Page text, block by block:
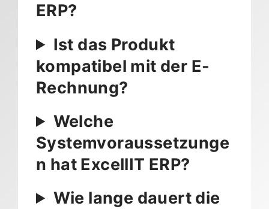
ERP?
Ist das Produkt
kompatibel mit der E-
Rechnung?
Welche
Systemvoraussetzunge
n hat ExcellIT ERP?
Wie lange dauert die